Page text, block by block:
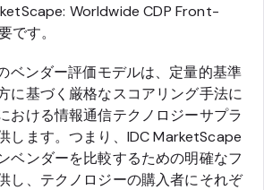
Worldwide CDP Front-
です。
ベンダー評価モデルは、定量的基準
に基づく厳格なスコアリング手法に
おける情報通信テクノロジーサプラ
します。つまり、IDC MarketScape
ベンダーを比較するための明確なフ
し、テクノロジーの購入者にそれぞ